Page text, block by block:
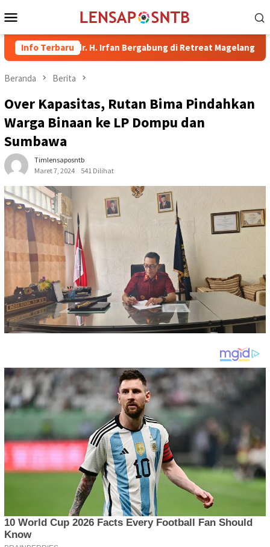
ke
Mobile
Info Terbaru
dr. H. Irfan Bergabung di Retreat Magelang Rutan
Beranda Berita
Over Kapasitas, Rutan Bima Pindahkan
Warga Binaan ke LP Dompu dan
Sumbawa
Timlensaposntb
Maret 7, 2024
541 Dilihat